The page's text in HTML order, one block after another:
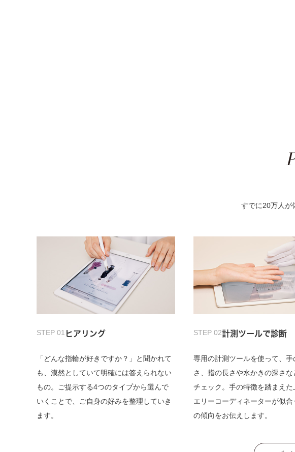
すでに20万人が
STEP 01 ヒアリング
「どんな指輪が好きですか？」と聞かれて
も、漠然としていて明確には答えられない
もの。ご提示する4つのタイプから選んで
いくことで、ご自身の好みを整理していき
ます。
STEP 02計測ツールで診断
専用の計測ツールを使って、手
さ、指の長さや水かきの深さ
チェック。手の特徴を踏まえた
エリーコーディネーターが似合
の傾向をお伝えします。